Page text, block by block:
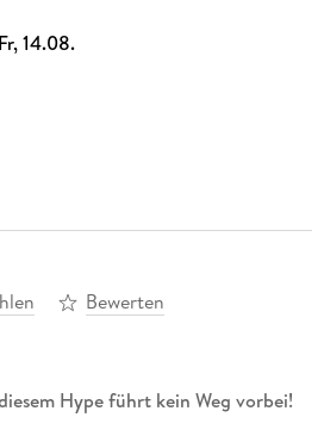
14.08.
Bewerten
Hype führt kein Weg vorbei!